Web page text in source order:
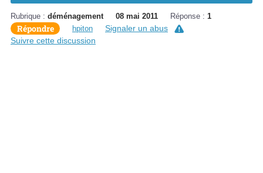
Rubrique : déménagement 08 mai 2011 Réponse : 1
Répondre hpiton
Signaler un abus
Suivre cette discussion